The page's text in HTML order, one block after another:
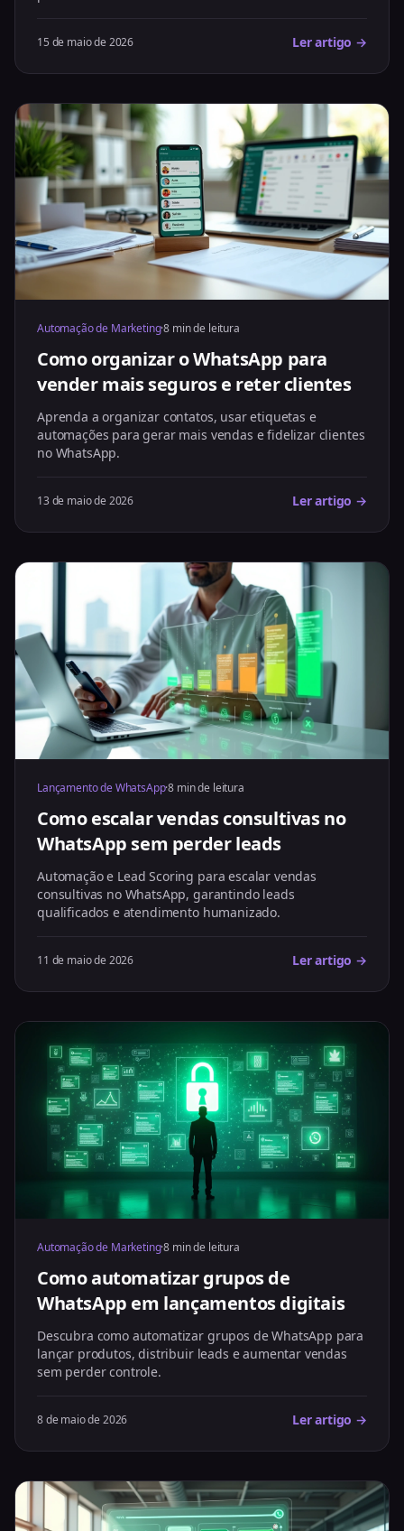
15 de maio de 2026 Ler artigo →
Automação de Marketing·8 min de leitura
Como organizar o WhatsApp para
vender mais seguros e reter clientes
Aprenda a organizar contatos, usar etiquetas e
automações para gerar mais vendas e fidelizar clientes
no WhatsApp.
13 de maio de 2026 Ler artigo →
Lançamento de WhatsApp·8 min de leitura
Como escalar vendas consultivas no
WhatsApp sem perder leads
Automação e Lead Scoring para escalar vendas
consultivas no WhatsApp, garantindo leads
qualificados e atendimento humanizado.
11 de maio de 2026 Ler artigo →
Automação de Marketing·8 min de leitura
Como automatizar grupos de
WhatsApp em lançamentos digitais
Descubra como automatizar grupos de WhatsApp para
lançar produtos, distribuir leads e aumentar vendas
sem perder controle.
8 de maio de 2026 Ler artigo →